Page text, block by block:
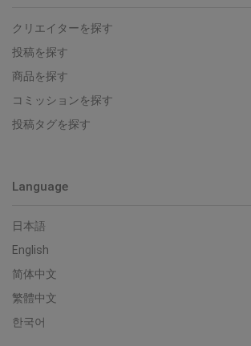
クリエイターを探す
投稿を探す
商品を探す
コミッションを探す
投稿タグを探す
Language
日本語
English
简体中文
繁體中文
한국어